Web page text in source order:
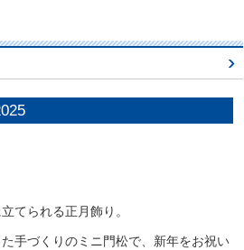
てられる正月飾り。
手づくりのミニ門松で、新年をお祝い